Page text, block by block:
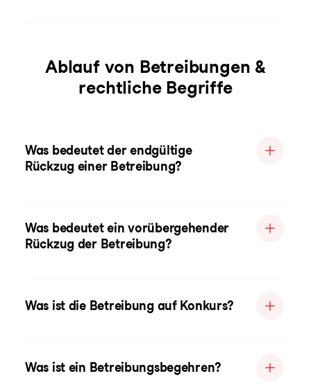
Ablauf von Betreibungen &
rechtliche Begriffe
Was bedeutet der endgültige
Rückzug einer Betreibung?
Was bedeutet ein vorübergehender
Rückzug der Betreibung?
Was ist die Betreibung auf Konkurs?
Was ist ein Betreibungsbegehren?